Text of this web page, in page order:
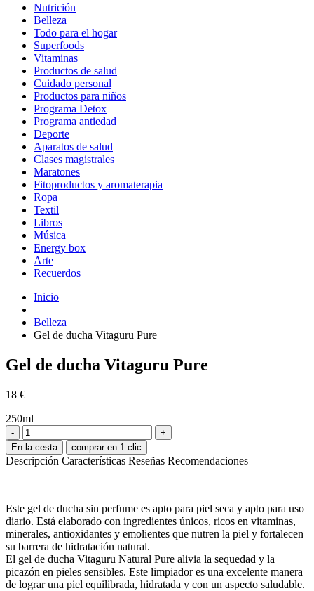
Nutrición
Belleza
Todo para el hogar
Superfoods
Vitaminas
Productos de salud
Cuidado personal
Productos para niños
Programa Detox
Programa antiedad
Deporte
Aparatos de salud
Clases magistrales
Maratones
Fitoproductos y aromaterapia
Ropa
Textil
Libros
Música
Energy box
Arte
Recuerdos
Inicio
Belleza
Gel de ducha Vitaguru Pure
Gel de ducha Vitaguru Pure
18 €
250ml
-
+
En la cesta
comprar en 1 clic
Descripción Características Reseñas Recomendaciones
Este gel de ducha sin perfume es apto para piel seca y apto para uso
diario. Está elaborado con ingredientes únicos, ricos en vitaminas,
minerales, antioxidantes y emolientes que nutren la piel y fortalecen
su barrera de hidratación natural.
El gel de ducha Vitaguru Natural Pure alivia la sequedad y la
picazón en pieles sensibles. Este limpiador es una excelente manera
de lograr una piel equilibrada, hidratada y con un aspecto saludable.